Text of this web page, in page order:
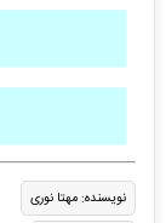
نویسنده: مهتا نوری